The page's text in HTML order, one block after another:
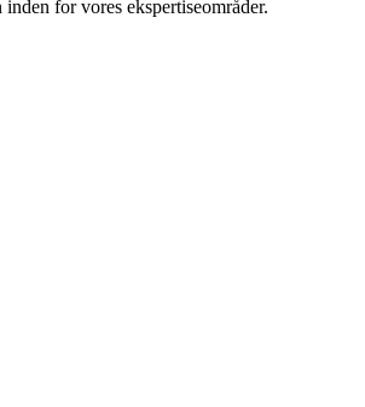
for vores ekspertiseområder.